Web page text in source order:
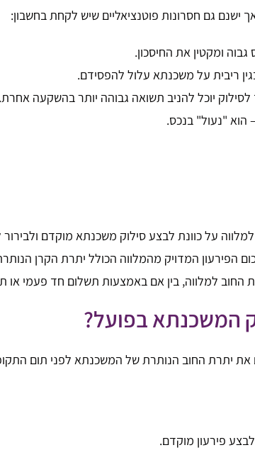
ישנם גם חסרונות פוטנציאליים שיש לקחת בחשבון:
ומקטין את החיסכון.
ריבית על משכנתא עלול להפסידם.
לסילוק יוכל להניב תשואה גבוהה יותר בהשקעה אחרת.
"נעול" בנכס.
על כוונת לבצע סילוק משכנתא מוקדם
הפירעון המדויק מהמלווה הכולל יתרת הקרן
החוב למלווה, בין אם באמצעות תשלום חד פעמי או
המשכנתא בפועל?
יתרת החוב הנותרת של המשכנתא לפני תום
פירעון מוקדם.